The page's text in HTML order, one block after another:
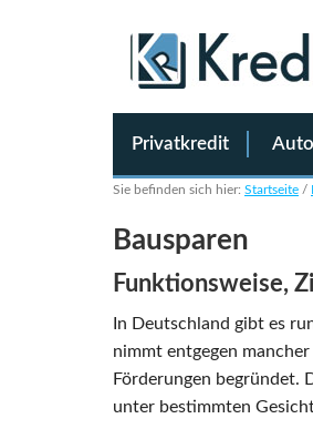
Privatkredit
Sie befinden sich hier: Startseite /
Bausparen
Funktionsweise,
In Deutschland gibt es
nimmt entgegen
Förderungen begründet.
unter bestimmten